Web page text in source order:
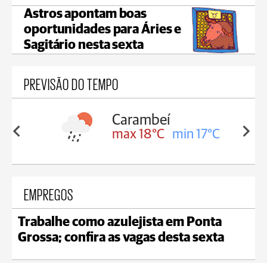
Astros apontam boas
oportunidades para Áries e
Sagitário nesta sexta
PREVISÃO DO TEMPO
18°C
Carambeí
max 18°C min 17°C
EMPREGOS
Trabalhe como azulejista em Ponta
Grossa; confira as vagas desta sexta